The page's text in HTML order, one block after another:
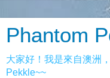
Phantom
大家好！我是來自澳洲
Pekkle~~